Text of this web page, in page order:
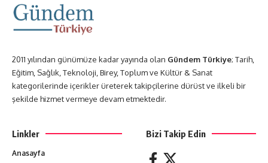
2011 yılından günümüze kadar yayında olan Gündem Türkiye; Tarih,
Eğitim, Sağlık, Teknoloji, Birey, Toplum ve Kültür & Sanat
kategorilerinde içerikler üreterek takipçilerine dürüst ve ilkeli bir
şekilde hizmet vermeye devam etmektedir.
Linkler
Anasayfa
Bizi Takip Edin